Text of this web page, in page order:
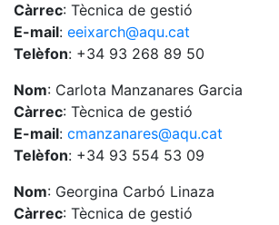
Càrrec: Tècnica de gestió
E-mail: eeixarch@aqu.cat
Telèfon: +34 93 268 89 50
Nom: Carlota Manzanares Garcia
Càrrec: Tècnica de gestió
E-mail: cmanzanares@aqu.cat
Telèfon: +34 93 554 53 09
Nom: Georgina Carbó Linaza
Càrrec: Tècnica de gestió